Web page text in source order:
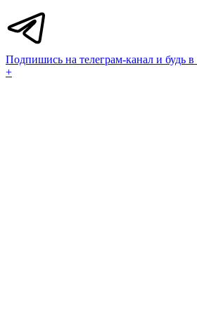
Подпишись на телеграм-канал и будь
+